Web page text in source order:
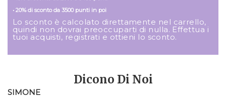
• 20% di sconto da 3500 punti in poi
Lo sconto è calcolato direttamente nel carrello,
quindi non dovrai preoccuparti di nulla. Effettua i
tuoi acquisti, registrati e ottieni lo sconto.
Dicono Di Noi
SIMONE